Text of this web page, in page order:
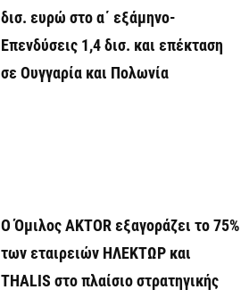
δισ. ευρώ στο α΄ εξάμηνο-
Επενδύσεις 1,4 δισ. και επέκταση
σε Ουγγαρία και Πολωνία
Ο Όμιλος AKTOR εξαγοράζει το 75%
των εταιρειών ΗΛΕΚΤΩΡ και
THALIS στο πλαίσιο στρατηγικής